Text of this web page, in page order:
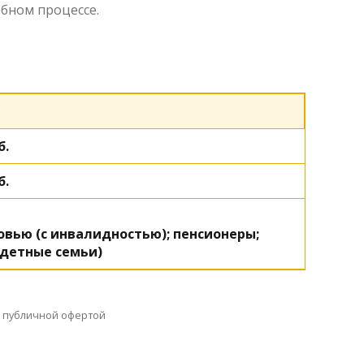
процессе.
(с инвалидностью); пенсионеры;
семьи)
офертой